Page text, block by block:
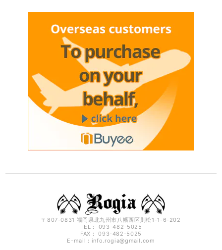
〒807-0831 福岡県北九州市八幡西区則松1-1-6-202
TEL： 093-482-5025
FAX： 093-482-5025
E-mail： info.rogia@gmail.com